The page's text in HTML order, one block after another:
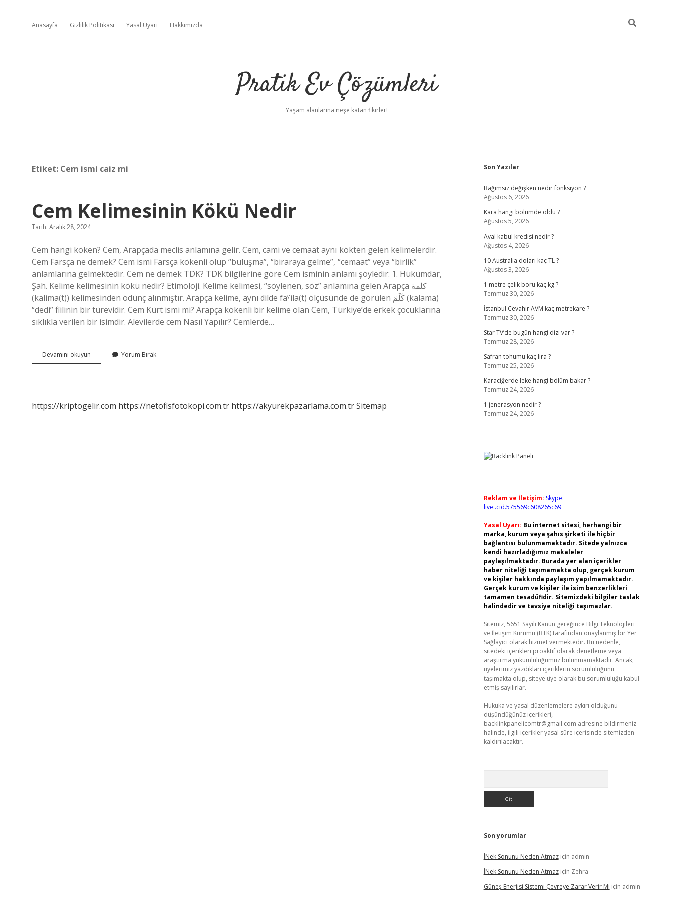
Anasayfa Gizlilik Politikası Yasal Uyarı Hakkımızda
Pratik Ev Çözümleri
Yaşam alanlarına neşe katan fikirler!
Etiket: Cem ismi caiz mi
Cem Kelimesinin Kökü Nedir
Tarih: Aralık 28, 2024
Cem hangi köken? Cem, Arapçada meclis anlamına gelir. Cem, cami ve cemaat aynı kökten gelen kelimelerdir.
Cem Farsça ne demek? Cem ismi Farsça kökenli olup “buluşma”, “biraraya gelme”, “cemaat” veya “birlik”
anlamlarına gelmektedir. Cem ne demek TDK? TDK bilgilerine göre Cem isminin anlamı şöyledir: 1. Hükümdar,
Şah. Kelime kelimesinin kökü nedir? Etimoloji. Kelime kelimesi, “söylenen, söz” anlamına gelen Arapça كلمة
(kalima(t)) kelimesinden ödünç alınmıştır. Arapça kelime, aynı dilde faˁila(t) ölçüsünde de görülen كَلَمَ (kalama)
“dedi” fiilinin bir türevidir. Cem Kürt ismi mi? Arapça kökenli bir kelime olan Cem, Türkiye’de erkek çocuklarına
sıklıkla verilen bir isimdir. Alevilerde cem Nasıl Yapılır? Cemlerde…
Devamını okuyun
Kelimesinin
Yorum Bırak
https://kriptogelir.com https://netofisfotokopi.com.tr https://akyurekpazarlama.com.trSitemap
Sidebar
Son Yazılar
Bağımsız değişken nedir fonksiyon ?
Ağustos 6, 2026
Kara hangi bölümde öldü ?
Ağustos 5, 2026
Aval kabul kredisi nedir ?
Ağustos 4, 2026
10 Australia doları kaç TL ?
Ağustos 3, 2026
1 metre çelik boru kaç kg ?
Temmuz 30, 2026
İstanbul Cevahir AVM kaç metrekare ?
Temmuz 30, 2026
Star TV’de bugün hangi dizi var ?
Temmuz 28, 2026
Safran tohumu kaç lira ?
Temmuz 25, 2026
Karaciğerde leke hangi bölüm bakar ?
Temmuz 24, 2026
1 jenerasyon nedir ?
Temmuz 24, 2026
Reklam ve İletişim: Skype:
live:.cid.575569c608265c69
Yasal Uyarı: Bu internet sitesi, herhangi bir
marka, kurum veya şahıs şirketi ile hiçbir
bağlantısı bulunmamaktadır. Sitede yalnızca
kendi hazırladığımız makaleler
paylaşılmaktadır. Burada yer alan içerikler
haber niteliği taşımamakta olup, gerçek kurum
ve kişiler hakkında paylaşım yapılmamaktadır.
Gerçek kurum ve kişiler ile isim benzerlikleri
tamamen tesadüfidir. Sitemizdeki bilgiler taslak
halindedir ve tavsiye niteliği taşımazlar.
Sitemiz, 5651 Sayılı Kanun gereğince Bilgi Teknolojileri
ve İletişim Kurumu (BTK) tarafından onaylanmış bir Yer
Sağlayıcı olarak hizmet vermektedir. Bu nedenle,
sitedeki içerikleri proaktif olarak denetleme veya
araştırma yükümlülüğümüz bulunmamaktadır. Ancak,
üyelerimiz yazdıkları içeriklerin sorumluluğunu
taşımakta olup, siteye üye olarak bu sorumluluğu kabul
etmiş sayılırlar.
Hukuka ve yasal düzenlemelere aykırı olduğunu
düşündüğünüz içerikleri,
backlinkpanelicomtr@gmail.com adresine bildirmeniz
halinde, ilgili içerikler yasal süre içerisinde sitemizden
kaldırılacaktır.
Son yorumlar
İNek Sonunu Neden Atmaziçin admin
İNek Sonunu Neden Atmaziçin Zehra
Güneş Enerjisi Sistemi Çevreye Zarar Verir Mi için admin